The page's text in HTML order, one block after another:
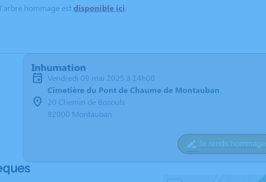
hommage estdisponible ici.
Inhumation
vendredi 09 mai 2025 à 14h00
Cimetière du Pont de Chaume de Montauban
20 Chemin de Bozouls
82000 Montauban
Je rends hommage